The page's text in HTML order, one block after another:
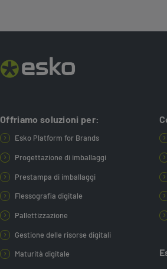
Offriamo soluzioni per:
Esko Platform for Brands
Progettazione di imballaggi
Prestampa di imballaggi
Flessografia digitale
Pallettizzazione
Gestione delle risorse digitali
Maturità digitale